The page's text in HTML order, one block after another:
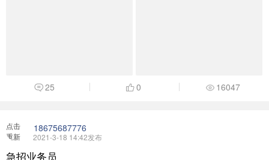
25 0 16047
点击
重新
18675687776
2021-3-18 14:42发布
急招业务员